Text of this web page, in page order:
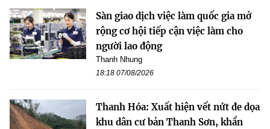
Sàn giao dịch việc làm quốc gia mở
rộng cơ hội tiếp cận việc làm cho
người lao động
Thanh Nhung
18:18 07/08/2026
Thanh Hóa: Xuất hiện vết nứt đe dọa
khu dân cư bản Thanh Sơn, khẩn